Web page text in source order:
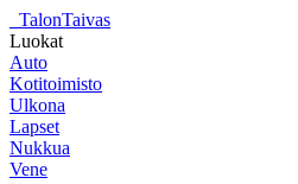
TalonTaivas
Luokat
Auto
Kotitoimisto
Ulkona
Lapset
Nukkua
Vene